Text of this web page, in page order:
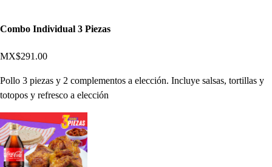
Combo Individual 3 Piezas
MX$291.00
Pollo 3 piezas y 2 complementos a elección. Incluye salsas, tortillas y
totopos y refresco a elección